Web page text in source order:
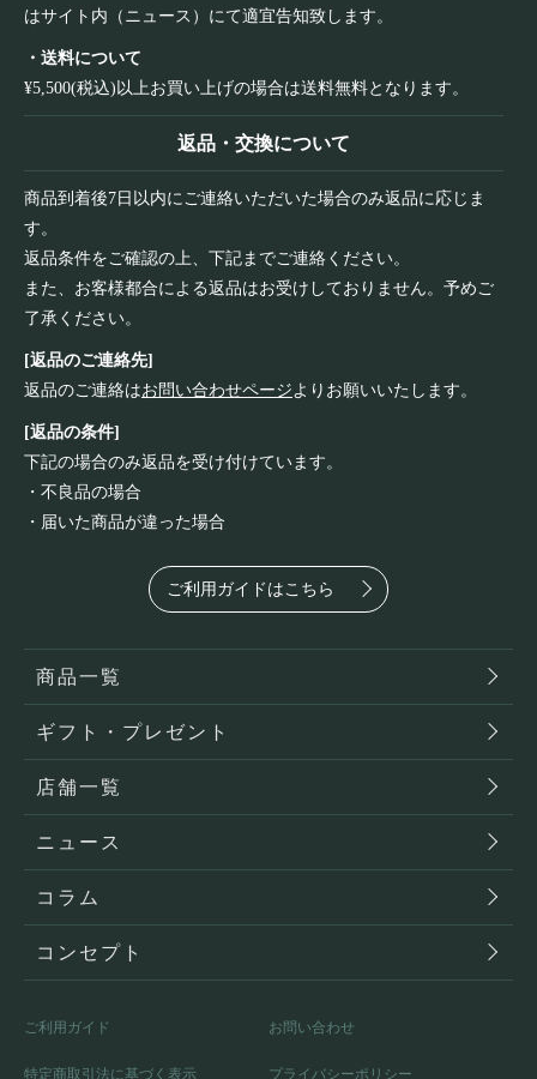
はサイト内（ニュース）にて適宜告知致します。
・送料について
¥5,500(税込)以上お買い上げの場合は送料無料となります。
返品・交換について
商品到着後7日以内にご連絡いただいた場合のみ返品に応じま
す。
返品条件をご確認の上、下記までご連絡ください。
また、お客様都合による返品はお受けしておりません。予めご
了承ください。
[返品のご連絡先]
返品のご連絡はお問い合わせページ よりお願いいたします。
[返品の条件]
下記の場合のみ返品を受け付けています。
・不良品の場合
・届いた商品が違った場合
ご利用ガイドはこちら
商品一覧
ギフト・プレゼント
店舗一覧
ニュース
コラム
コンセプト
ご利用ガイド お問い合わせ
特定商取引法に基づく表示 プライバシーポリシー